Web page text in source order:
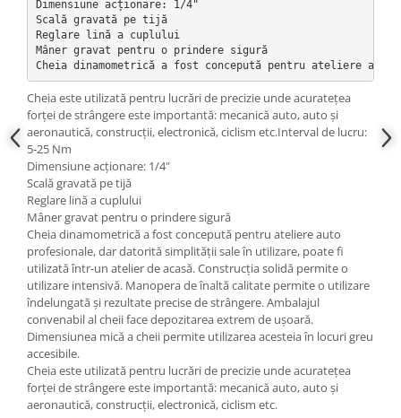
Slefuitoare electrice
Scule fixare distributie
Alfa romeo
Audi
Bmw
Chevrolet
Chrysler
Citroen
Dacia
Fiat
Ford
Jaguar
Jeep
Lancia
Land Rover
Mazda
Mercedes
Dimensiune acționare: 1/4"
Scală gravată pe tijă
Reglare lină a cuplului
Mâner gravat pentru o prindere sigură
Cheia dinamometrică a fost concepută pentru ateliere
Cheia este utilizată pentru lucrări de precizie unde acuratețea
forței de strângere este importantă: mecanică auto, auto și
aeronautică, construcții, electronică, ciclism etc.Interval de lucru:
5-25 Nm
Dimensiune acționare: 1/4"
Scală gravată pe tijă
Reglare lină a cuplului
Mâner gravat pentru o prindere sigură
Cheia dinamometrică a fost concepută pentru ateliere auto
profesionale, dar datorită simplității sale în utilizare, poate fi
utilizată într-un atelier de acasă. Construcția solidă permite o
utilizare intensivă. Manopera de înaltă calitate permite o utilizare
îndelungată și rezultate precise de strângere. Ambalajul
convenabil al cheii face depozitarea extrem de ușoară.
Dimensiunea mică a cheii permite utilizarea acesteia în locuri greu
accesibile.
Cheia este utilizată pentru lucrări de precizie unde acuratețea
forței de strângere este importantă: mecanică auto, auto și
aeronautică, construcții, electronică, ciclism etc.